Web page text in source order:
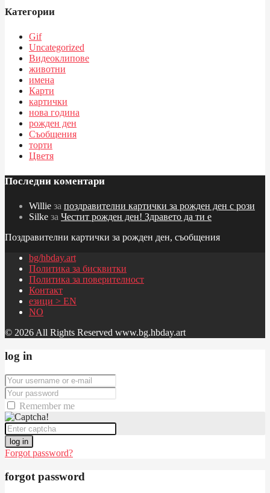
Категории
Gif
Uncategorized
Видеоклипове
животни
имена
Карти
картички
нова година
рожден ден
Съобщения
торти
Цветя
Последни коментари
Willie за поздравителни картички за рожден ден с рози
Silke за Честит рожден ден! Здравето да ти е
Поздравителни картички за рожден ден, съобщения
bg/hbday.art
Политика за бисквитки
Политика за поверителност
Контакт
езици > EN
NO
© 2026 All Rights Reserved www.bg.hbday.art
log in
Remember me
log in
Forgot password?
forgot password